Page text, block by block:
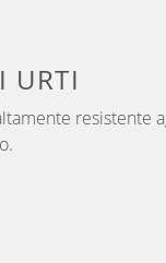
URTI
resistente